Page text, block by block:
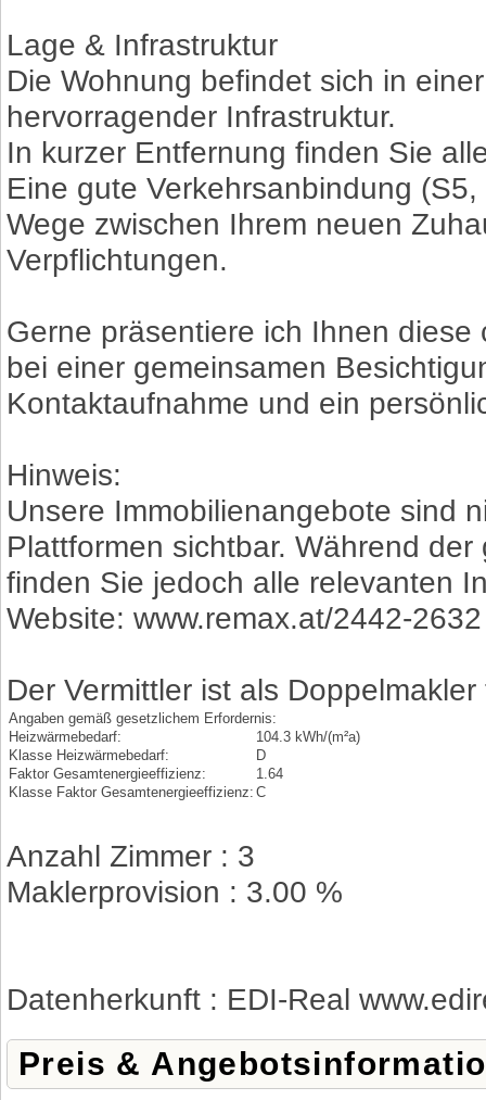
Lage & Infrastruktur
Die Wohnung befindet sich in
hervorragender Infrastruktur.
In kurzer Entfernung finden Sie
Eine gute Verkehrsanbindung
Wege zwischen Ihrem neuen
Verpflichtungen.
Gerne präsentiere ich Ihnen
bei einer gemeinsamen
Kontaktaufnahme und ein
Hinweis:
Unsere Immobilienangebote sind
Plattformen sichtbar. Während
finden Sie jedoch alle relevanten
Website: www.remax.at/2442-2632
Der Vermittler ist als Doppelmakler
Angaben gemäß gesetzlichem Erfordernis:
Heizwärmebedarf:
104.3 kWh/(m²a)
Klasse Heizwärmebedarf:
D
Faktor Gesamtenergieeffizienz:
1.64
Klasse Faktor Gesamtenergieeffizienz: C
Anzahl Zimmer : 3
Maklerprovision : 3.00 %
Datenherkunft : EDI-Real
Preis &